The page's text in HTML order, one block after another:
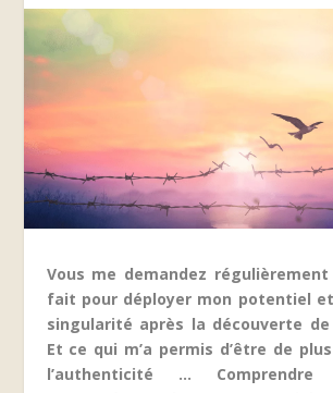
Vous me demandez régulièrement
fait pour déployer mon potentiel
singularité après la découverte de
Et ce qui m’a permis d’être de
l’authenticité … Comprendre